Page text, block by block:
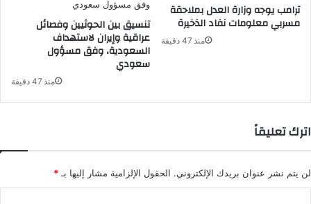
تنسيق بين الحوثيين وفصائل
عراقية وإيران لاستهداف
السعودية، وفق مسؤول
سعودي
منذ 47 دقيقة
ترامب يوجه وزارة العدل بملاحقة
مسربي معلومات نفاد الذخيرة
منذ 47 دقيقة
اترك تعليقاً
لن يتم نشر عنوان بريدك الإلكتروني. الحقول الإلزامية مشار إليها بـ *